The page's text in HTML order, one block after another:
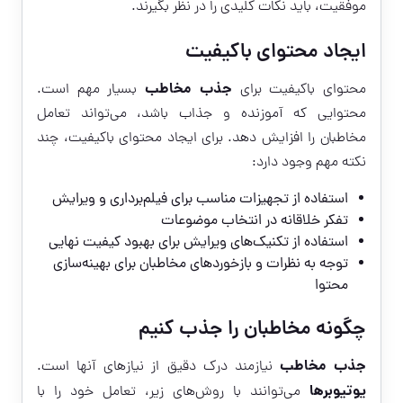
موفقیت، باید نکات کلیدی را در نظر بگیرند.
ایجاد محتوای باکیفیت
محتوای باکیفیت برای جذب مخاطببسیار مهم است.
محتوایی که آموزنده و جذاب باشد، می‌تواند تعامل
مخاطبان را افزایش دهد. برای ایجاد محتوای باکیفیت، چند
نکته مهم وجود دارد:
استفاده از تجهیزات مناسب برای فیلم‌برداری و ویرایش
تفکر خلاقانه در انتخاب موضوعات
استفاده از تکنیک‌های ویرایش برای بهبود کیفیت نهایی
توجه به نظرات و بازخوردهای مخاطبان برای بهینه‌سازی
محتوا
چگونه مخاطبان را جذب کنیم
جذب مخاطب نیازمند درک دقیق از نیازهای آنها است.
یوتیوبرها می‌توانند با روش‌های زیر، تعامل خود را با